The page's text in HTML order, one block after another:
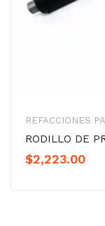
REFACCIONES
RODILLO DE
$2,223.00